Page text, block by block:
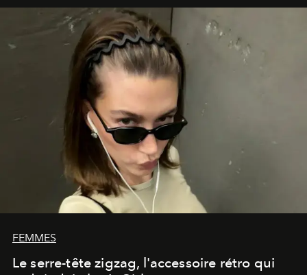
FEMMES
Le serre-tête zigzag, l'accessoire rétro qui